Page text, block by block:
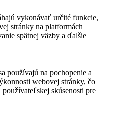
vykonávať určité funkcie,
stránky na platformách
spätnej väzby a ďalšie
používajú na pochopenie a
webovej stránky, čo
skúsenosti pre